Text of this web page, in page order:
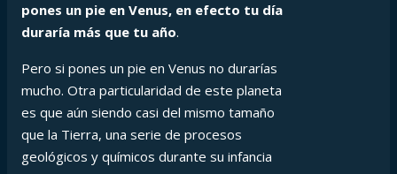
pones un pie en Venus, en efecto tu día
duraría más que tu año.
Pero si pones un pie en Venus no durarías
mucho. Otra particularidad de este planeta
es que aún siendo casi del mismo tamaño
que la Tierra, una serie de procesos
geológicos y químicos durante su infancia